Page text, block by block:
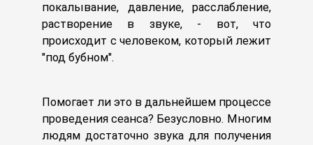
покалывание, давление, расслабление,
растворение в звуке, - вот, что
происходит с человеком, который лежит
"под бубном".
Помогает ли это в дальнейшем процессе
проведения сеанса? Безусловно. Многим
людям достаточно звука для получения